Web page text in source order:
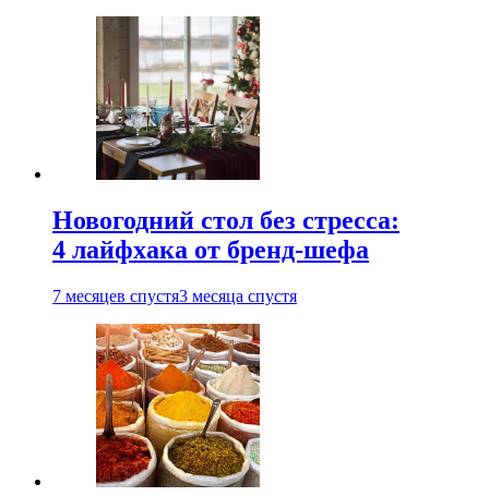
Новогодний стол без стресса:
4 лайфхака от бренд-шефа
7 месяцев спустя3 месяца спустя